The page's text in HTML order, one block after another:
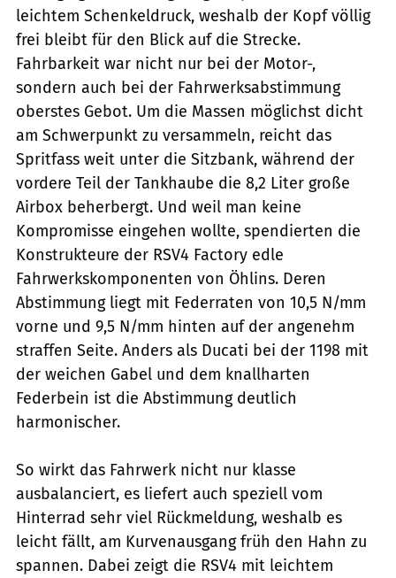
leichtem Schenkeldruck, weshalb der Kopf völlig
frei bleibt für den Blick auf die Strecke.
Fahrbarkeit war nicht nur bei der Motor-,
sondern auch bei der Fahrwerksabstimmung
oberstes Gebot. Um die Massen möglichst dicht
am Schwerpunkt zu versammeln, reicht das
Spritfass weit unter die Sitzbank, während der
vordere Teil der Tankhaube die 8,2 Liter große
Airbox beherbergt. Und weil man keine
Kompromisse eingehen wollte, spendierten die
Konstrukteure der RSV4 Factory edle
Fahrwerkskomponenten von Öhlins. Deren
Abstimmung liegt mit Federraten von 10,5 N/mm
vorne und 9,5 N/mm hinten auf der angenehm
straffen Seite. Anders als Ducati bei der 1198 mit
der weichen Gabel und dem knallharten
Federbein ist die Abstimmung deutlich
harmonischer.
So wirkt das Fahrwerk nicht nur klasse
ausbalanciert, es liefert auch speziell vom
Hinterrad sehr viel Rückmeldung, weshalb es
leicht fällt, am Kurvenausgang früh den Hahn zu
spannen. Dabei zeigt die RSV4 mit leichtem